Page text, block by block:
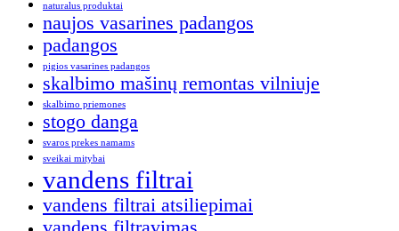
naturalus produktai
naujos vasarines padangos
padangos
pigios vasarines padangos
skalbimo mašinų remontas vilniuje
skalbimo priemones
stogo danga
svaros prekes namams
sveikai mitybai
vandens filtrai
vandens filtrai atsiliepimai